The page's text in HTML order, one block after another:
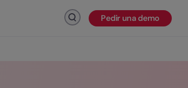
Haz click para buscar
Pedir una demo